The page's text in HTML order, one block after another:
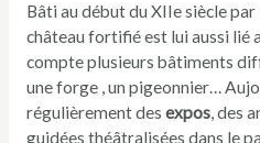
Bâti au début du XIIe siècle
château fortifié est lui aussi lié
compte plusieurs bâtiments
une forge , un pigeonnier…
régulièrement des expos, des
guidées théâtralisées dans le